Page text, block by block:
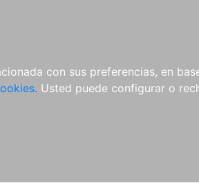
con sus preferencias, en
Usted puede configurar o